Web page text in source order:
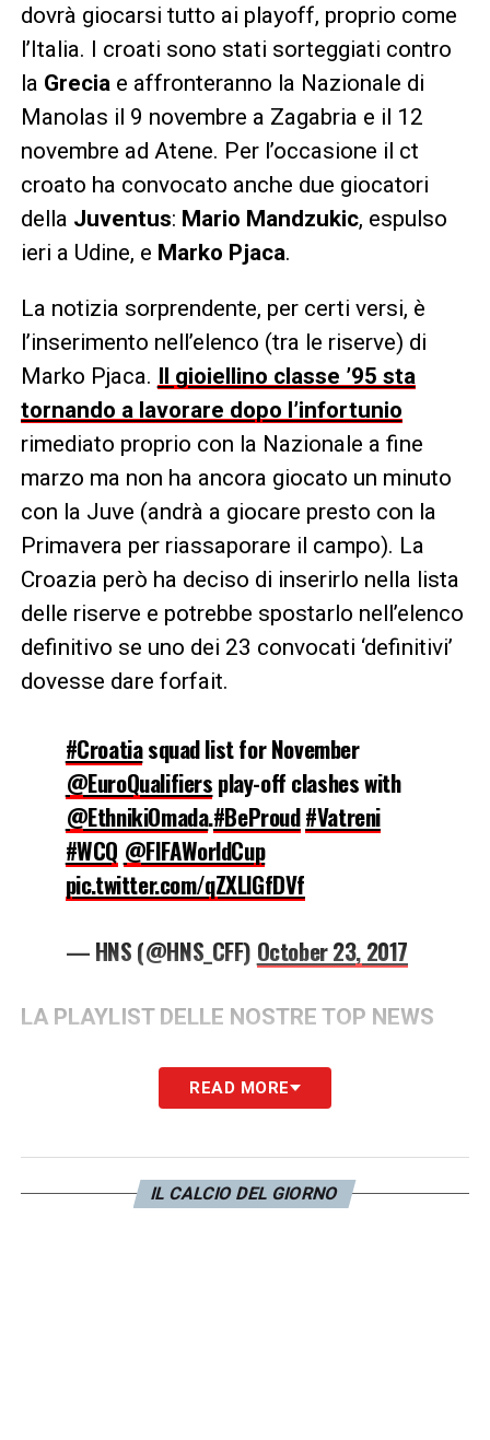
dovrà giocarsi tutto ai playoff, proprio come
l’Italia. I croati sono stati sorteggiati contro
la Grecia e affronteranno la Nazionale di
Manolas il 9 novembre a Zagabria e il 12
novembre ad Atene. Per l’occasione il ct
croato ha convocato anche due giocatori
della Juventus: Mario Mandzukic, espulso
ieri a Udine, e Marko Pjaca.
La notizia sorprendente, per certi versi, è
l’inserimento nell’elenco (tra le riserve) di
Marko Pjaca. Il gioiellino classe ’95 sta
tornando a lavorare dopo l’infortunio
rimediato proprio con la Nazionale a fine
marzo ma non ha ancora giocato un minuto
con la Juve (andrà a giocare presto con la
Primavera per riassaporare il campo). La
Croazia però ha deciso di inserirlo nella lista
delle riserve e potrebbe spostarlo nell’elenco
definitivo se uno dei 23 convocati ‘definitivi’
dovesse dare forfait.
#Croatiasquad list for November
@EuroQualifiersplay-off clashes with
@EthnikiOmada.#BeProud#Vatreni
#WCQ @FIFAWorldCup
pic.twitter.com/qZXLlGfDVf
— HNS (@HNS_CFF) October 23, 2017
LA PLAYLIST DELLE NOSTRE TOP NEWS
READ MORE
IL CALCIO DEL GIORNO